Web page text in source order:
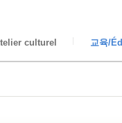
culturel 교육/